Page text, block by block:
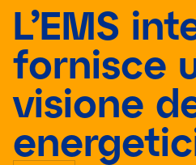
L’EMS
fornisce
visione